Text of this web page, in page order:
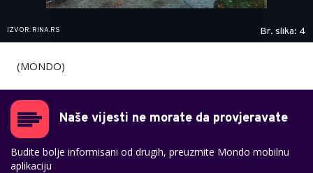
IZVOR: RINA.RS Br. slika: 4
(MONDO)
Naše vijesti ne morate da provjeravate
Budite bolje informisani od drugih, preuzmite Mondo mobilnu
aplikaciju